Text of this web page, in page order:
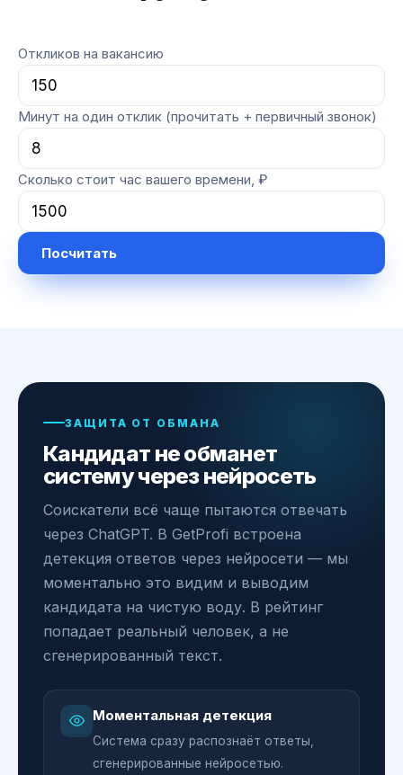
Откликов на вакансию
Минут на один отклик (прочитать + первичный звонок)
Сколько стоит час вашего времени, ₽
Посчитать
ЗАЩИТА ОТ ОБМАНА
Кандидат не обманет
систему через нейросеть
Соискатели всё чаще пытаются отвечать
через ChatGPT. В GetProfi встроена
детекция ответов через нейросети — мы
моментально это видим и выводим
кандидата на чистую воду. В рейтинг
попадает реальный человек, а не
сгенерированный текст.
Моментальная детекция
Система сразу распознаёт ответы,
сгенерированные нейросетью.